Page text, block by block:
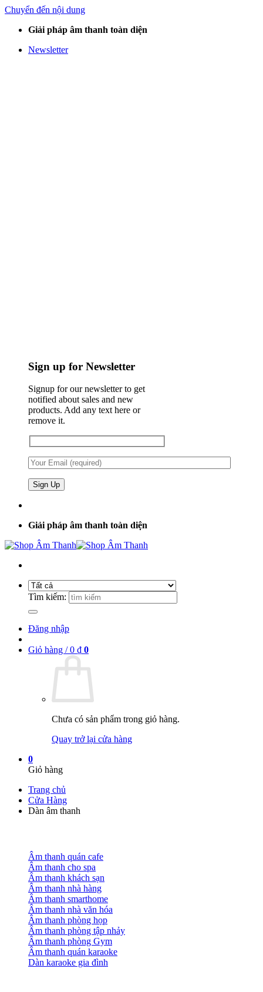
Chuyển đến nội dung
Giải pháp âm thanh toàn diện
Newsletter
Sign up for Newsletter
Signup for our newsletter to get
notified about sales and new
products. Add any text here or
remove it.
Giải pháp âm thanh toàn diện
Tìm kiếm:
Đăng nhập
Giỏ hàng /0 ₫ 0
Chưa có sản phẩm trong giỏ hàng.
Quay trở lại cửa hàng
0
Giỏ hàng
Trang chủ
Cửa Hàng
Dàn âm thanh
Âm thanh quán cafe
Âm thanh cho spa
Âm thanh khách sạn
Âm thanh nhà hàng
Âm thanh smarthome
Âm thanh nhà văn hóa
Âm thanh phòng họp
Âm thanh phòng tập nhảy
Âm thanh phòng Gym
Âm thanh quán karaoke
Dàn karaoke gia đình